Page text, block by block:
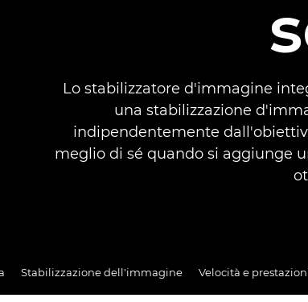
Lo stabilizzatore d'immagine
una stabilizzazione
indipendentemente
meglio di sé quando si aggiunge
Stabilizzazione dell'immagine Velocità e